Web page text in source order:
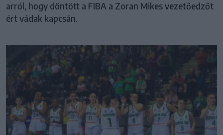
arról, hogy döntött a FIBA a Zoran Mikes vezetőedzőt
ért vádak kapcsán.